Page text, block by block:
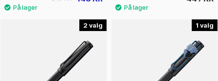
2 1